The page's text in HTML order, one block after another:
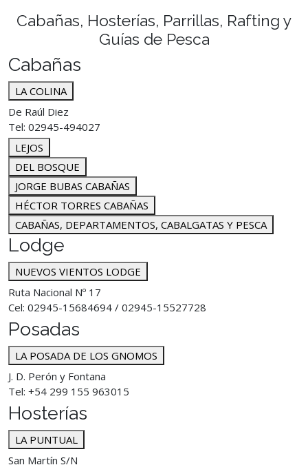
Cabañas, Hosterías, Parrillas, Rafting y
Guías de Pesca
Cabañas
LA COLINA
De Raúl Diez
Tel: 02945-494027
LEJOS
DEL BOSQUE
JORGE BUBAS CABAÑAS
HÉCTOR TORRES CABAÑAS
CABAÑAS, DEPARTAMENTOS, CABALGATAS Y PESCA
Lodge
NUEVOS VIENTOS LODGE
Ruta Nacional Nº 17
Cel: 02945-15684694 / 02945-15527728
Posadas
LA POSADA DE LOS GNOMOS
J. D. Perón y Fontana
Tel: +54 299 155 963015
Hosterías
LA PUNTUAL
San Martín S/N